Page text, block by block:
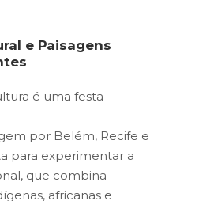
e Paisagens
é uma festa
por Belém, Recife e
para experimentar a
que combina
africanas e